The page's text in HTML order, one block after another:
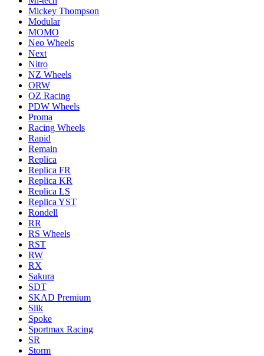
Mickey Thompson
Modular
MOMO
Neo Wheels
Next
Nitro
NZ Wheels
ORW
OZ Racing
PDW Wheels
Proma
Racing Wheels
Rapid
Remain
Replica
Replica FR
Replica KR
Replica LS
Replica YST
Rondell
RR
RS Wheels
RST
RW
RX
Sakura
SDT
SKAD Premium
Slik
Spoke
Sportmax Racing
SR
Storm